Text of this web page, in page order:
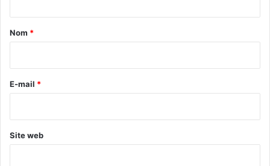
a
e
Nom *
E-mail *
Site web